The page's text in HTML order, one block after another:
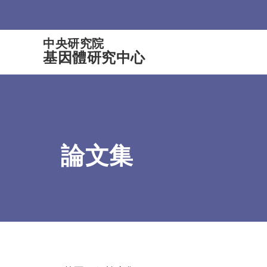
中央研究院
基因體研究中心
論文集